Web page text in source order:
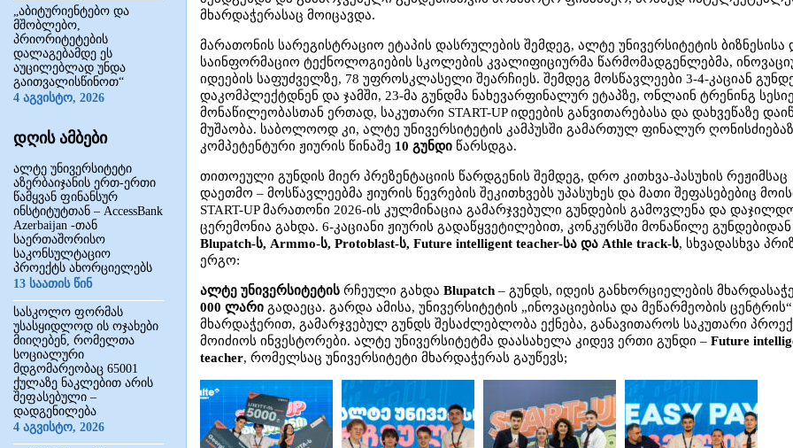
„აბიტურიენტებო და
მშობლებო,
პრიორიტეტების
დალაგებამდე ეს
აუცილებლად უნდა
გაითვალისწინოთ“
4 აგვისტო, 2026
დღის ამბები
ალტე უნივერსიტეტი
აზერბაიჯანის ერთ-ერთი
წამყვან ფინანსურ
ინსტიტუტთან – AccessBank
Azerbaijan -თან
საერთაშორისო
საკონსულტაციო
პროექტს ახორციელებს
13 საათის წინ
სასკოლო ფორმას
უსასყიდლოდ ის ოჯახები
მიიღებენ, რომელთა
სოციალური
მდგომარეობაც 65001
ქულაზე ნაკლებით არის
შეფასებული –
დადგენილება
4 აგვისტო, 2026
მხარდაჭერასაც მოიცავდა.
მარათონის სარეგისტრაციო ეტაპის დასრულების შემდეგ, ალტე უნივერსიტეტის ბიზნესისა
საინფორმაციო ტექნოლოგიების სკოლების კვალიფიციურმა წარმომადგენლებმა,
იდეების საფუძველზე, 78 უფროსკლასელი შეარჩიეს. შემდეგ მოსწავლეები 3-4-კაციან
დაკომპლექტდნენ და ჯამში, 23-მა გუნდმა ნახევარფინალურ ეტაპზე, ონლაინ ტრენინგ
მონაწილეობასთან ერთად, საკუთარი START-UP იდეების განვითარებასა და დახვეწაზე
მუშაობა. საბოლოოდ კი, ალტე უნივერსიტეტის კამპუსში გამართულ ფინალურ
კომპეტენტური ჟიურის წინაშე 10 გუნდი წარსდგა.
თითოეული გუნდის მიერ პრეზენტაციის წარდგენის შემდეგ, დრო კითხვა-პასუხის რეჟიმსაც
დაეთმო – მოსწავლეებმა ჟიურის წევრების შეკითხვებს უპასუხეს და მათი შეფასებებიც
START-UP მარათონი 2026-ის კულმინაცია გამარჯვებული გუნდების გამოვლენა და
ცერემონია გახდა. 6-კაციანი ჟიურის გადაწყვეტილებით, კონკურსში მონაწილე
Blupatch-ს, Armmo-ს, Protoblast-ს, Future intelligent teacher-სა და Athle track-ს, სხვადასხვა
ერგო:
ალტე უნივერსიტეტის რჩეული გახდა Blupatch – გუნდს, იდეის განხორციელების
000 ლარი გადაეცა. გარდა ამისა, უნივერსიტეტის „ინოვაციებისა და მეწარმეობის ცენტრის“
მხარდაჭერით, გამარჯვებულ გუნდს შესაძლებლობა ექნება, განავითაროს საკუთარი
მოიძიოს ინვესტორები. ალტე უნივერსიტეტმა დაასახელა კიდევ ერთი გუნდი – Future
teacher, რომელსაც უნივერსიტეტი მხარდაჭერას გაუწევს;